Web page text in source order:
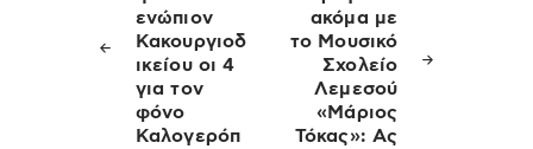
ενώπιον
Κακουργιοδ
ικείου οι 4
για τον
φόνο
Καλογερόπ
ακόμα με
το Μουσικό
Σχολείο
Λεμεσού
«Μάριος
Τόκας»: Ας